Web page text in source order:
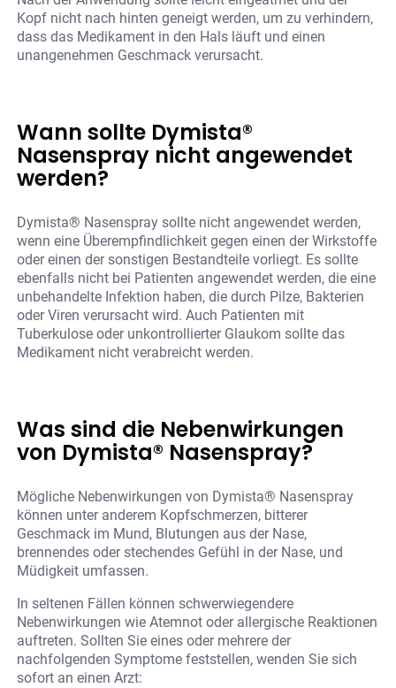
Kopf nicht nach hinten geneigt werden, um zu verhindern,
dass das Medikament in den Hals läuft und einen
unangenehmen Geschmack verursacht.
Wann sollte Dymista®
Nasenspray nicht angewendet
werden?
Dymista® Nasenspray sollte nicht angewendet werden,
wenn eine Überempfindlichkeit gegen einen der Wirkstoffe
oder einen der sonstigen Bestandteile vorliegt. Es sollte
ebenfalls nicht bei Patienten angewendet werden, die eine
unbehandelte Infektion haben, die durch Pilze, Bakterien
oder Viren verursacht wird. Auch Patienten mit
Tuberkulose oder unkontrollierter Glaukom sollte das
Medikament nicht verabreicht werden.
Was sind die Nebenwirkungen
von Dymista® Nasenspray?
Mögliche Nebenwirkungen von Dymista® Nasenspray
können unter anderem Kopfschmerzen, bitterer
Geschmack im Mund, Blutungen aus der Nase,
brennendes oder stechendes Gefühl in der Nase, und
Müdigkeit umfassen.
In seltenen Fällen können schwerwiegendere
Nebenwirkungen wie Atemnot oder allergische Reaktionen
auftreten. Sollten Sie eines oder mehrere der
nachfolgenden Symptome feststellen, wenden Sie sich
sofort an einen Arzt: